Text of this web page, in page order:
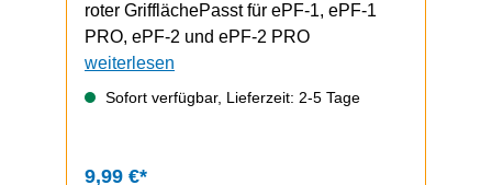
roter GrifflächePasst für ePF-1, ePF-1
PRO, ePF-2 und ePF-2 PRO
weiterlesen
Sofort verfügbar, Lieferzeit: 2-5 Tage
9,99 €*